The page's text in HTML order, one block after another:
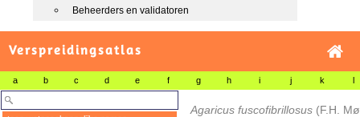
Beheerders en validatoren
Verspreidingsatlas
a b c d e f g h i j k l
Agaricus fuscofibrillosus (F.H.